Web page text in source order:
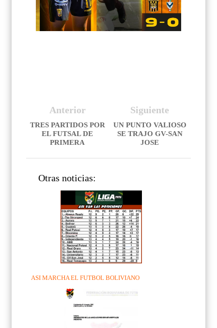
Siguiente
UN PUNTO VALIOSO
SE TRAJO GV-SAN
JOSE
Anterior
TRES PARTIDOS POR
EL FUTSAL DE
PRIMERA
Otras noticias:
ASI MARCHA EL FUTBOL BOLIVIANO